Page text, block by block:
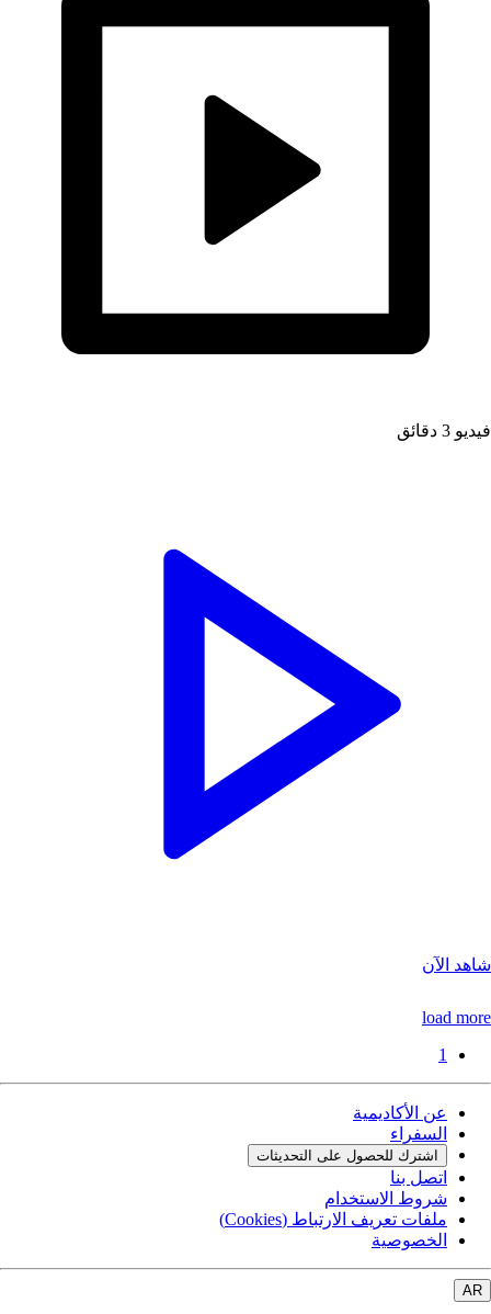
فيديو 3 دقائق
شاهد الآن
load more
1
عن الأكاديمية
السفراء
اشترك للحصول على التحديثات
اتصل بنا
شروط الاستخدام
ملفات تعريف الارتباط (Cookies)
الخصوصية
AR